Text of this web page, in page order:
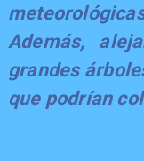
Además,
grandes
que podrían